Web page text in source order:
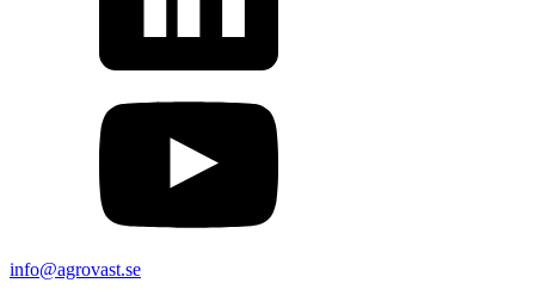
info@agrovast.se